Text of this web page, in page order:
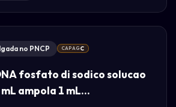
no PNCP CAPAGC
fosfato di sodico solucao
ampola 1 mL...